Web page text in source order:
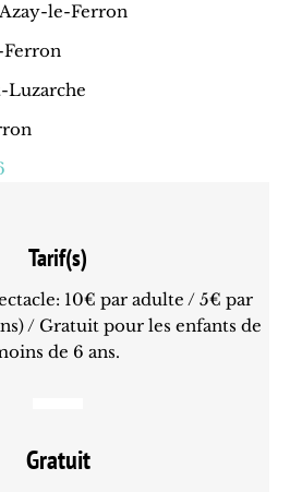
le-Ferron
Ferron
Luzarche
Tarif(s)
10€ par adulte / 5€ par
/ Gratuit pour les enfants de
de 6 ans.
Gratuit